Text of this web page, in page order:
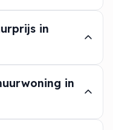
in
in